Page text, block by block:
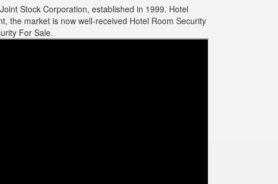
Stock Corporation, established in 1999. Hotel
the market is now well-received Hotel Room Security
For Sale.